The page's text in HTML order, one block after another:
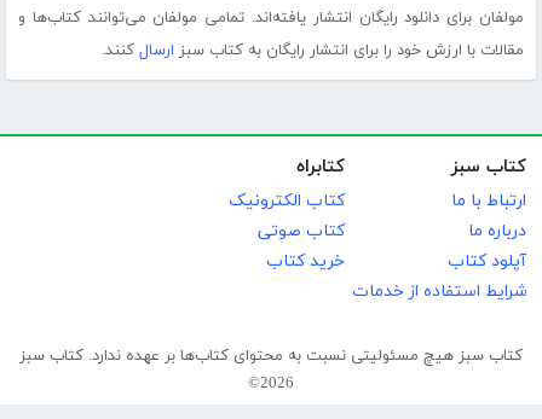
مولفان برای دانلود رایگان انتشار یافته‌اند. تمامی مولفان می‌توانند کتاب‌ها و
مقالات با ارزش خود را برای انتشار رایگان به کتاب سبز ارسال کنند.
کتاب سبز
ارتباط با ما
درباره ما
آپلود کتاب
شرایط استفاده از خدمات
کتابراه
کتاب الکترونیک
کتاب صوتی
خرید کتاب
کتاب سبز هیچ مسئولیتی نسبت به محتوای کتاب‌ها بر عهده ندارد. کتاب سبز
2026©